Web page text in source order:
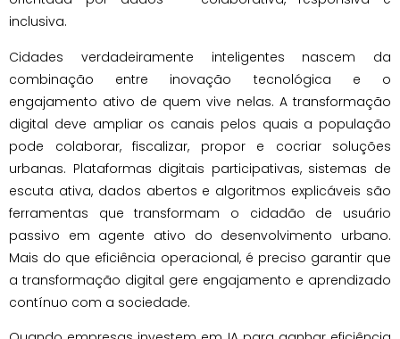
inclusiva.
Cidades verdadeiramente inteligentes nascem da
combinação entre inovação tecnológica e o
engajamento ativo de quem vive nelas. A transformação
digital deve ampliar os canais pelos quais a população
pode colaborar, fiscalizar, propor e cocriar soluções
urbanas. Plataformas digitais participativas, sistemas de
escuta ativa, dados abertos e algoritmos explicáveis são
ferramentas que transformam o cidadão de usuário
passivo em agente ativo do desenvolvimento urbano.
Mais do que eficiência operacional, é preciso garantir que
a transformação digital gere engajamento e aprendizado
contínuo com a sociedade.